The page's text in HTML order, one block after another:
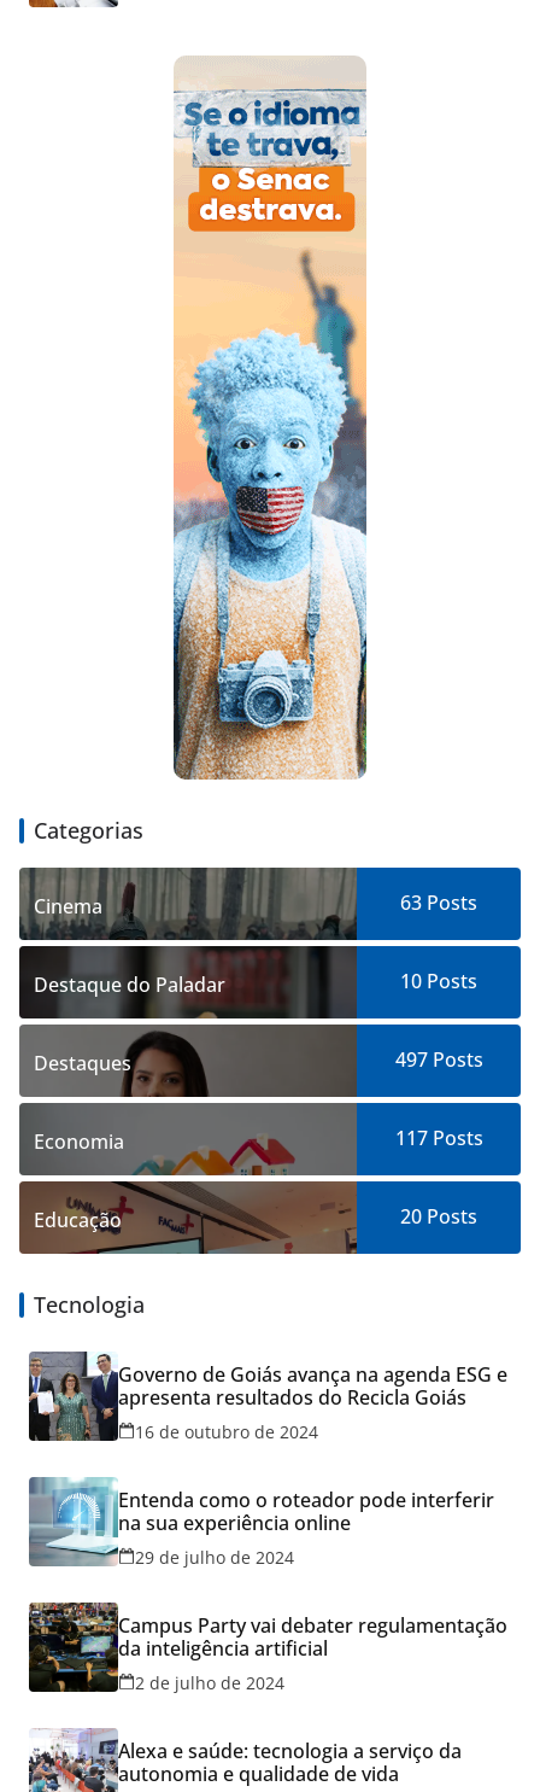
Categorias
Cinema 63 Posts
Destaque do Paladar 10 Posts
Destaques 497Posts
Economia 117Posts
Educação 20 Posts
Tecnologia
Governo de Goiás avança na agenda ESG e
apresenta resultados do Recicla Goiás
16 de outubro de 2024
Entenda como o roteador pode interferir
na sua experiência online
29 de julho de 2024
Campus Party vai debater regulamentação
da inteligência artificial
2 de julho de 2024
Alexa e saúde: tecnologia a serviço da
autonomia e qualidade de vida